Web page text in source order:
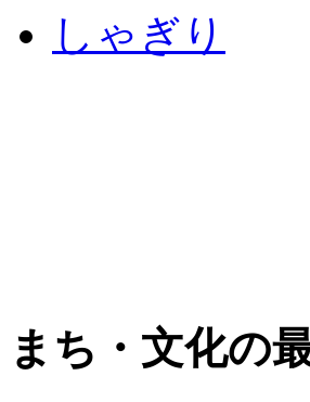
しゃぎり
まち・文化の